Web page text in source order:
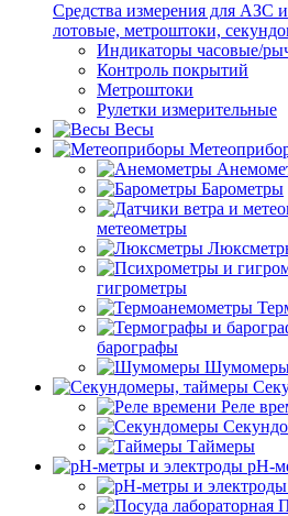
Средства измерения для АЗС и
лотовые, метроштоки,
Индикаторы часовые/
Контроль покрытий
Метроштоки
Рулетки измерительные
Весы
Барометры
метеометры
гигрометры
барографы
Реле
Таймеры
pH-